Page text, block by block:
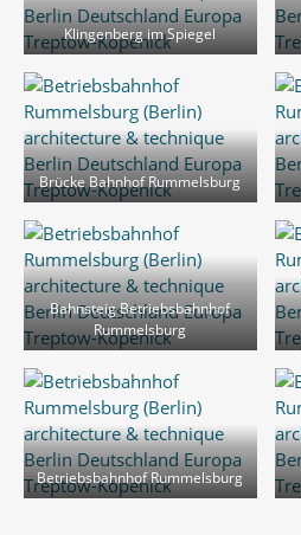
Klingenberg im Spiegel
Brücke Bahnhof Rummelsburg
Bahnsteig Betriebsbahnhof
Rummelsburg
Betriebsbahnhof Rummelsburg